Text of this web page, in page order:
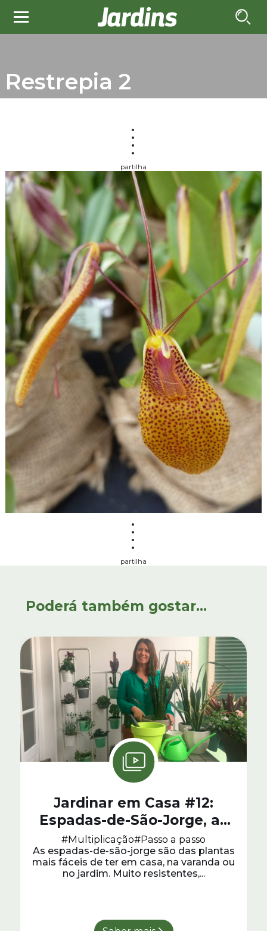
Restrepia 2
partilha
partilha
Poderá também gostar...
Jardinar em Casa #12:
Espadas-de-São-Jorge, as
Plantas Mais Fáceis de
Cuidar e Multiplicar
#Multiplicação#Passo a passo
As espadas-de-são-jorge são das plantas
mais fáceis de ter em casa, na varanda ou
no jardim. Muito resistentes,...